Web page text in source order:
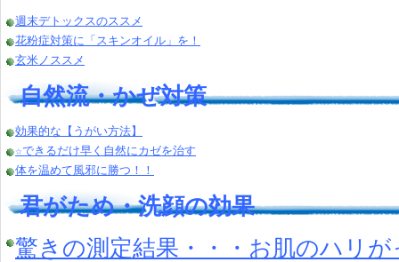
週末デトックスのススメ
花粉症対策に「スキンオイル」を！
玄米ノススメ
自然流・かぜ対策
効果的な【うがい方法】
☆できるだけ早く自然にカゼを治す
体を温めて風邪に勝つ！！
君がため・洗顔の効果
驚きの測定結果・・・お肌のハリが